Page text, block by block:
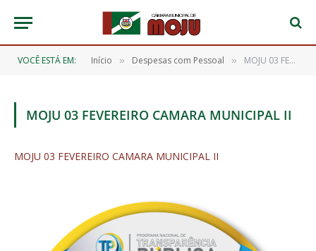
VOCÊ ESTÁ EM: Início » Despesas com Pessoal » MOJU 03 FEVEREIRO CAMARA MUNICIPAL II
MOJU 03 FEVEREIRO CAMARA MUNICIPAL II
MOJU 03 FEVEREIRO CAMARA MUNICIPAL II